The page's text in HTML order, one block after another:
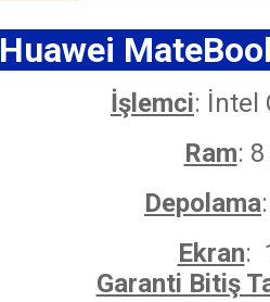
Huawei
İşlemci: İntel
Ram:
Depolama
Ekran:
Garanti Bitiş